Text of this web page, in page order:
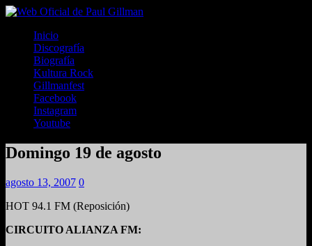
Inicio
Discografía
Biografía
Kultura Rock
Gillmanfest
Facebook
Instagram
Youtube
Domingo 19 de agosto
agosto 13, 2007 0
HOT 94.1 FM (Reposición)
CIRCUITO ALIANZA FM: